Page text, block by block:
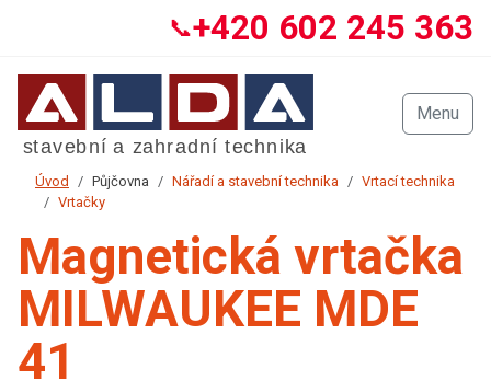
📞+420 602 245 363
Menu
Úvod Půjčovna Nářadí a stavební technika
Vrtací technika
Vrtačky
Magnetická vrtačka
MILWAUKEE MDE
41